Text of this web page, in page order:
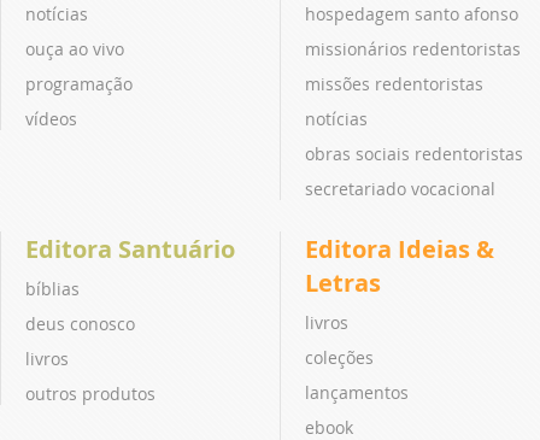
notícias
ouça ao vivo
programação
vídeos
hospedagem santo afonso
missionários redentoristas
missões redentoristas
notícias
obras sociais redentoristas
secretariado vocacional
Editora Santuário
bíblias
deus conosco
livros
outros produtos
Editora Ideias &
Letras
livros
coleções
lançamentos
ebook